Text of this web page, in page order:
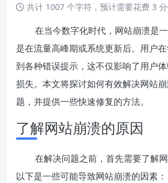
共计 1007 个字符，预计需要花费 3 分
在当今数字化时代，网站崩溃是
是在流量高峰期或系统更新后。用户
到各种错误提示，这不仅影响了用户
损失。本文将探讨如何有效解决网站
题，并提供一些快速修复的方法。
了解网站崩溃的原因
在解决问题之前，首先需要了解
以下是一些可能导致网站崩溃的因素：